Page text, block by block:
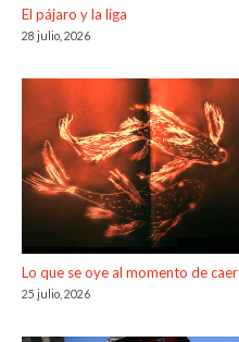
El pájaro y la liga
28 julio, 2026
Lo que se oye al momento de caer
25 julio, 2026